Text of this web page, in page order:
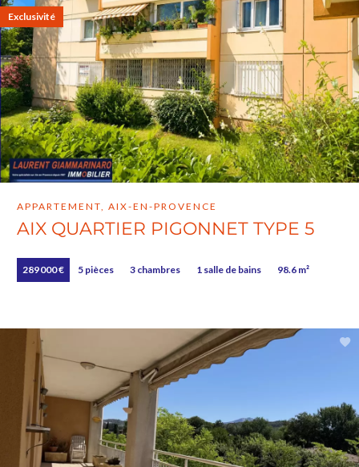
APPARTEMENT, AIX-EN-PROVENCE
AIX QUARTIER PIGONNET TYPE 5
289 000 € 5 pièces 3 chambres 1 salle de bains 98.6 m²
Exclusivité